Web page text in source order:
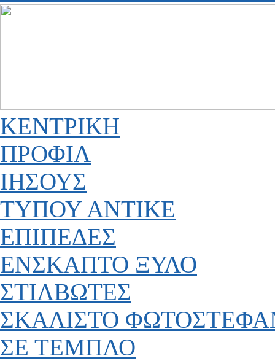
ΚΕΝΤΡΙΚΗ
ΠΡΟΦΙΛ
ΙΗΣΟΥΣ
ΤΥΠΟΥ ΑΝΤΙΚΕ
ΕΠΙΠΕΔΕΣ
ΕΝΣΚΑΠΤΟ ΞΥΛΟ
ΣΤΙΛΒΩΤΕΣ
ΣΚΑΛΙΣΤΟ
ΣΕ ΤΕΜΠΛΟ